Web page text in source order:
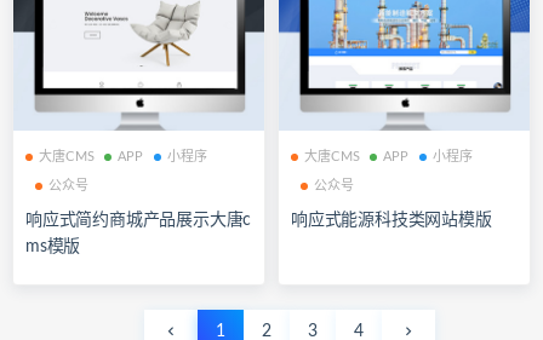
大唐CMS APP 小程序
公众号
响应式简约商城产品展示大唐c
ms模版
大唐CMS APP 小程序
公众号
响应式能源科技类网站模版
1 2 3 4